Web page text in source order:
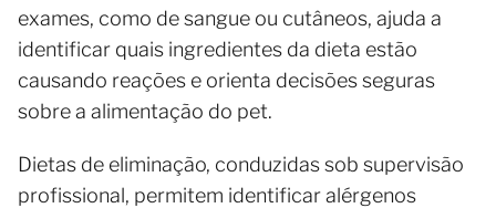
exames, como de sangue ou cutâneos, ajuda a
identificar quais ingredientes da dieta estão
causando reações e orienta decisões seguras
sobre a alimentação do pet.
Dietas de eliminação, conduzidas sob supervisão
profissional, permitem identificar alérgenos